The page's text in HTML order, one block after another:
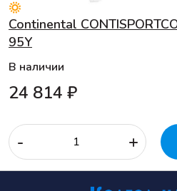
Continental
95Y
В наличии
24 814 ₽
- +